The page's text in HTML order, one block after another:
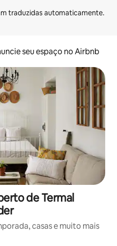
seu espaço no Airbnb
de Termal
casas e muito mais